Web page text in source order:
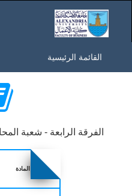
القائمة الرئيسية
الفرقة الرابعة - شعبة
المادة